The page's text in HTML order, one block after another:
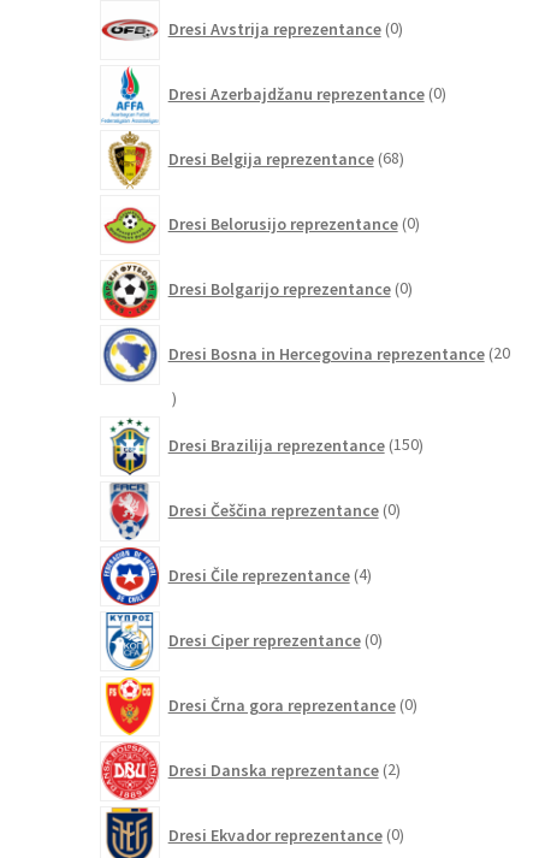
Dresi Avstrija reprezentance 0izdelkov
Dresi Azerbajdžanu reprezentance 0izdelkov
Dresi Belgija reprezentance 68izdelkov
Dresi Belorusijo reprezentance 0izdelkov
Dresi Bolgarijo reprezentance 0izdelkov
Dresi Bosna in Hercegovina reprezentance 20
20
Dresi Brazilija reprezentance 150izdelkov
Dresi Češčina reprezentance 0izdelkov
Dresi Čile reprezentance 4izdelki
Dresi Ciper reprezentance 0izdelkov
Dresi Črna gora reprezentance 0izdelkov
Dresi Danska reprezentance 2izdelka
Dresi Ekvador reprezentance 0izdelkov